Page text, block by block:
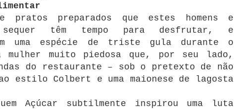
pratos preparados que estes homens e
sequer têm tempo para desfrutar, e
uma espécie de triste gula durante o
muito piedosa que, por seu lado,
do restaurante – sob o pretexto de não
estilo Colbert e uma maionese de lagosta
Açúcar subtilmente inspirou uma luta